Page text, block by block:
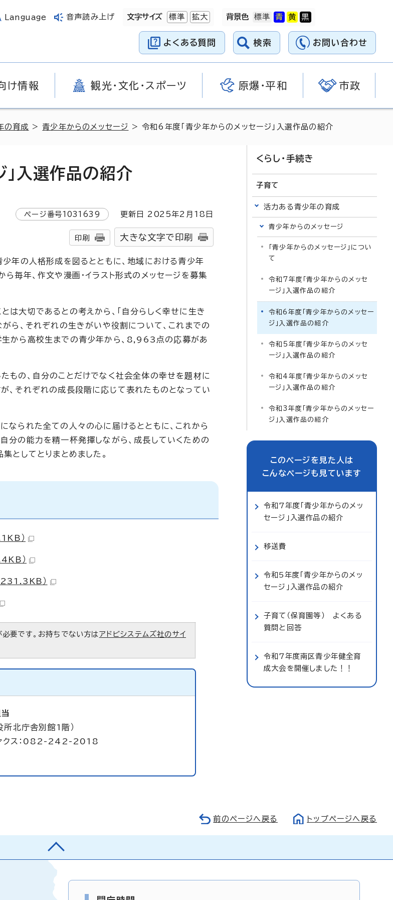
Language 音声読み上げ 文字サイズ 標準 拡大 背景色
よくある質問 検索 お問い合わせ
け情報 観光・文化・スポーツ 原爆・平和 市政
の育成 >青少年からのメッセージ > 令和6年度「青少年からのメッセージ」入選作品の紹介
入選作品の紹介
ページ番号1031639 更新日 2025年2月 18 日
印刷 大きな文字で印刷
少年の人格形成を図るとともに、地域における青少年
毎年、作文や漫画・イラスト形式のメッセージを募集
は大切であるとの考えから、「自分らしく幸せに生き
ら、それぞれの生きがいや役割について、これまでの
生から高校生までの青少年から、8,963点の応募があ
もの、自分のことだけでなく社会全体の幸せを題材に
、それぞれの成長段階に応じて表れたものとなってい
なられた全ての人々の心に届けるとともに、これから
分の能力を精一杯発揮しながら、成長していくための
としてとりまとめました。
）
）
）
要です。お持ちでない方はアドビシステムズ社のサイ
北庁舎別館1階）
クス：082-242-2018
くらし・手続き
子育て
活力ある青少年の育成
青少年からのメッセージ
「青少年からのメッセージ」につい
て
令和7年度「青少年からのメッセ
ージ」入選作品の紹介
令和6年度「青少年からのメッセー
ジ」入選作品の紹介
令和5年度「青少年からのメッセ
ージ」入選作品の紹介
令和4年度「青少年からのメッセ
ージ」入選作品の紹介
令和3年度「青少年からのメッセー
ジ」入選作品の紹介
このページを見た人は
こんなページも見ています
令和7年度「青少年からのメッ
セージ」入選作品の紹介
移送費
令和5年度「青少年からのメッ
セージ」入選作品の紹介
子育て（保育園等） よくある
質問と回答
令和7年度南区青少年健全育
成大会を開催しました！！
前のページへ戻る トップページへ戻る